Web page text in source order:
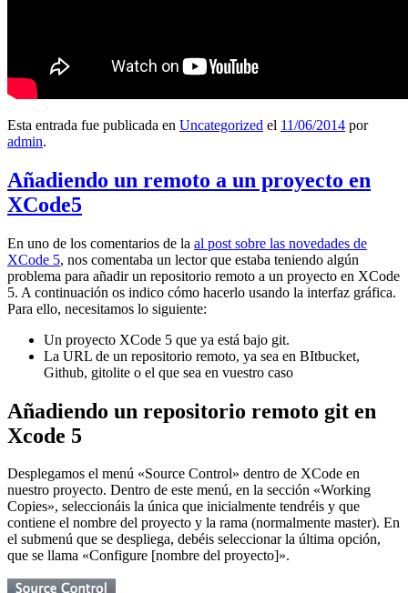
Esta entrada fue publicada en Uncategorized el 11/06/2014 por
admin.
Añadiendo un remoto a un proyecto en
XCode5
En uno de los comentarios de la al post sobre las novedades de
XCode 5, nos comentaba un lector que estaba teniendo algún
problema para añadir un repositorio remoto a un proyecto en XCode
5. A continuación os indico cómo hacerlo usando la interfaz gráfica.
Para ello, necesitamos lo siguiente:
Un proyecto XCode 5 que ya está bajo git.
La URL de un repositorio remoto, ya sea en BItbucket,
Github, gitolite o el que sea en vuestro caso
Añadiendo un repositorio remoto git en
Xcode 5
Desplegamos el menú «Source Control» dentro de XCode en
nuestro proyecto. Dentro de este menú, en la sección «Working
Copies», seleccionáis la única que inicialmente tendréis y que
contiene el nombre del proyecto y la rama (normalmente master). En
el submenú que se despliega, debéis seleccionar la última opción,
que se llama «Configure [nombre del proyecto]».